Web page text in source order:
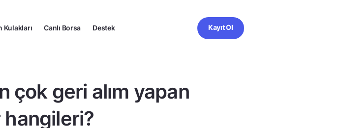
Kulakları Canlı Borsa Destek Kayıt Ol
çok geri alım yapan